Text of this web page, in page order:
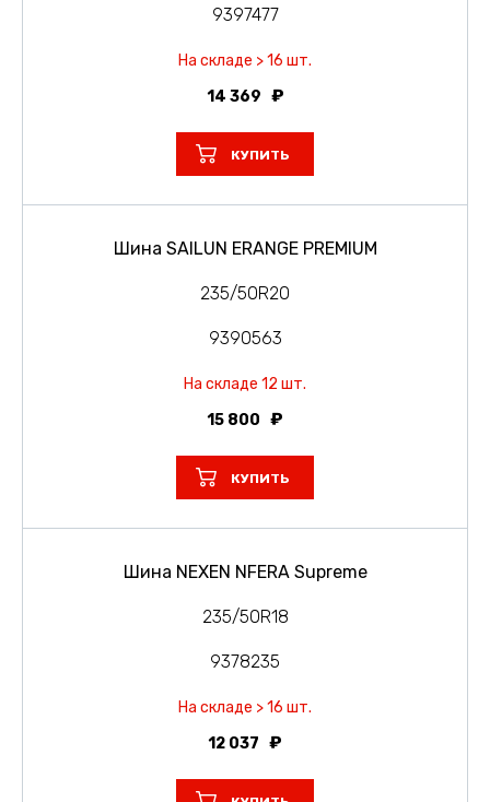
9397477
На складе > 16 шт.
14 369
КУПИТЬ
Шина SAILUN ERANGE PREMIUM
235/50R20
9390563
На складе 12 шт.
15 800
КУПИТЬ
Шина NEXEN NFERA Supreme
235/50R18
9378235
На складе > 16 шт.
12 037